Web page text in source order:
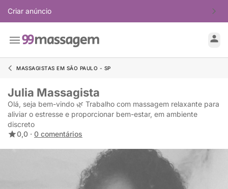
Criar anúncio
MASSAGISTAS EM SÃO PAULO - SP
Julia Massagista
Olá, seja bem-vindo 🌿 Trabalho com massagem relaxante para
aliviar o estresse e proporcionar bem-estar, em ambiente
discreto
0,0 · 0 comentários